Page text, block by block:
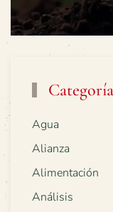
Agua
Alianza
Alimentación
Análisis